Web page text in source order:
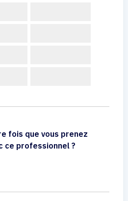
fois que vous prenez
ce professionnel ?